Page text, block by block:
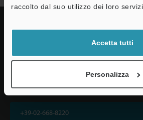
raccolto dal suo utilizzo dei loro servizi.
Accetta tutti
Personalizza
Via Vittor Pisani 22, 20124 Milano, Italia
+39-02-668-8220